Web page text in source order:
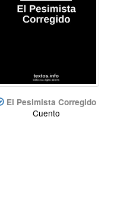
El Pesimista Corregido
Cuento